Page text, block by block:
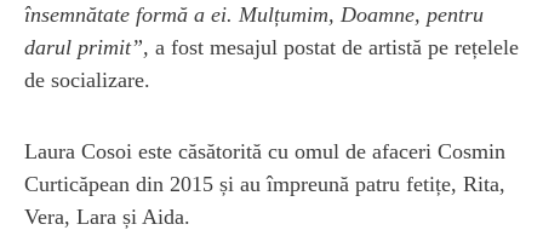
însemnătate formă a ei. Mulțumim, Doamne, pentru
darul primit”, a fost mesajul postat de artistă pe rețelele
de socializare.
Laura Cosoi este căsătorită cu omul de afaceri Cosmin
Curticăpean din 2015 și au împreună patru fetițe, Rita,
Vera, Lara și Aida.